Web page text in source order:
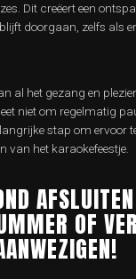
Dit creëert een
doorgaan, zelfs als
al het gezang en
niet om regelmatig
stap om ervoor
van het karaokefeestje.
OF